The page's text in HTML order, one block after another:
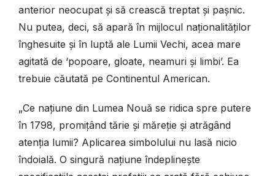
anterior neocupat și să crească treptat și pașnic.
Nu putea, deci, să apară în mijlocul naționalităților
înghesuite și în luptă ale Lumii Vechi, acea mare
agitată de ‘popoare, gloate, neamuri și limbi’. Ea
trebuie căutată pe Continentul American.
„Ce națiune din Lumea Nouă se ridica spre putere
în 1798, promițând tărie și măreție și atrăgând
atenția lumii? Aplicarea simbolului nu lasă nicio
îndoială. O singură națiune îndeplinește